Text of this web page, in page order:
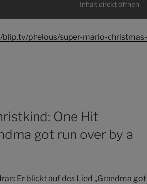
Inhalt direkt öffnen
blip.tv/phelous/super-mario-christmas-
One Hit
got run over by a
Er blickt auf des Lied „Grandma got